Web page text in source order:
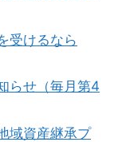
受けるなら
らせ（毎月第4
域資産継承プ